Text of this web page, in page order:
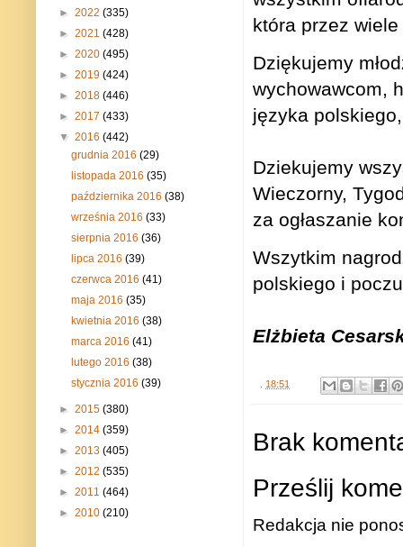
która przez
Dziękujemy
wychowawcom,
języka
Dziekujemy
Wieczorny,
za ogłaszanie
Wszytkim
polskiego i
Elżbieta
18:51
Brak
Prześlij
Redakcja nie
► 2022 (335)
► 2021 (428)
► 2020 (495)
► 2019 (424)
► 2018 (446)
► 2017 (433)
▼ 2016 (442)
grudnia 2016(29)
listopada 2016(35)
października 2016(38)
września 2016(33)
sierpnia 2016(36)
lipca 2016(39)
czerwca 2016(41)
maja 2016(35)
kwietnia 2016(38)
marca 2016(41)
lutego 2016(38)
stycznia 2016(39)
► 2015 (380)
► 2014 (359)
► 2013 (405)
► 2012 (535)
► 2011 (464)
► 2010 (210)